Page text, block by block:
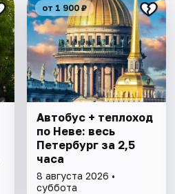
от 1 900 ₽
Автобус + теплоход
по Неве: весь
Петербург за 2,5
часа
8 августа 2026 •
суббота